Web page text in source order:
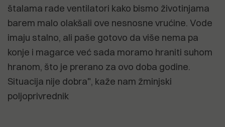
štalama rade ventilatori kako bismo životinjama
barem malo olakšali ove nesnosne vrućine. Vode
imaju stalno, ali paše gotovo da više nema pa
konje i magarce već sada moramo hraniti suhom
hranom, što je prerano za ovo doba godine.
Situacija nije dobra", kaže nam žminjski
poljoprivrednik